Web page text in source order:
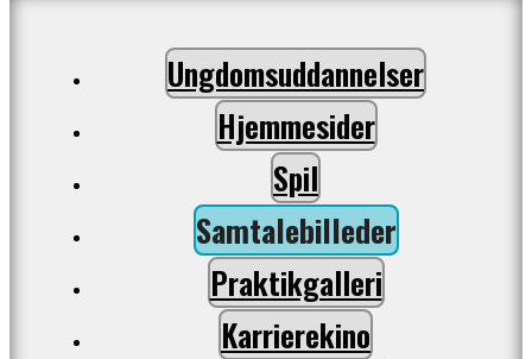
Ungdomsuddannelser
Hjemmesider
Spil
Samtalebilleder
Praktikgalleri
Karrierekino